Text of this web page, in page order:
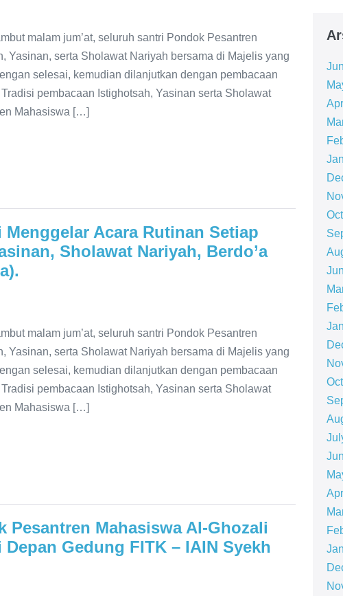
malam jum’at, seluruh santri Pondok Pesantren
Yasinan, serta Sholawat Nariyah bersama di Majelis yang
selesai, kemudian dilanjutkan dengan pembacaan
pembacaan Istighotsah, Yasinan serta Sholawat
Mahasiswa […]
Acara Rutinan Setiap
Sholawat Nariyah, Berdo’a
malam jum’at, seluruh santri Pondok Pesantren
Yasinan, serta Sholawat Nariyah bersama di Majelis yang
selesai, kemudian dilanjutkan dengan pembacaan
pembacaan Istighotsah, Yasinan serta Sholawat
Mahasiswa […]
Pesantren Mahasiswa Al-Ghozali
Gedung FITK – IAIN Syekh